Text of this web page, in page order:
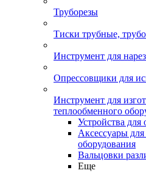
Труборезы
Тиски трубные,
Инструмент для
Опрессовщики для
Инструмент для
теплообменного
Устройства для
Аксессуары
оборудования
Вальцовки
Еще